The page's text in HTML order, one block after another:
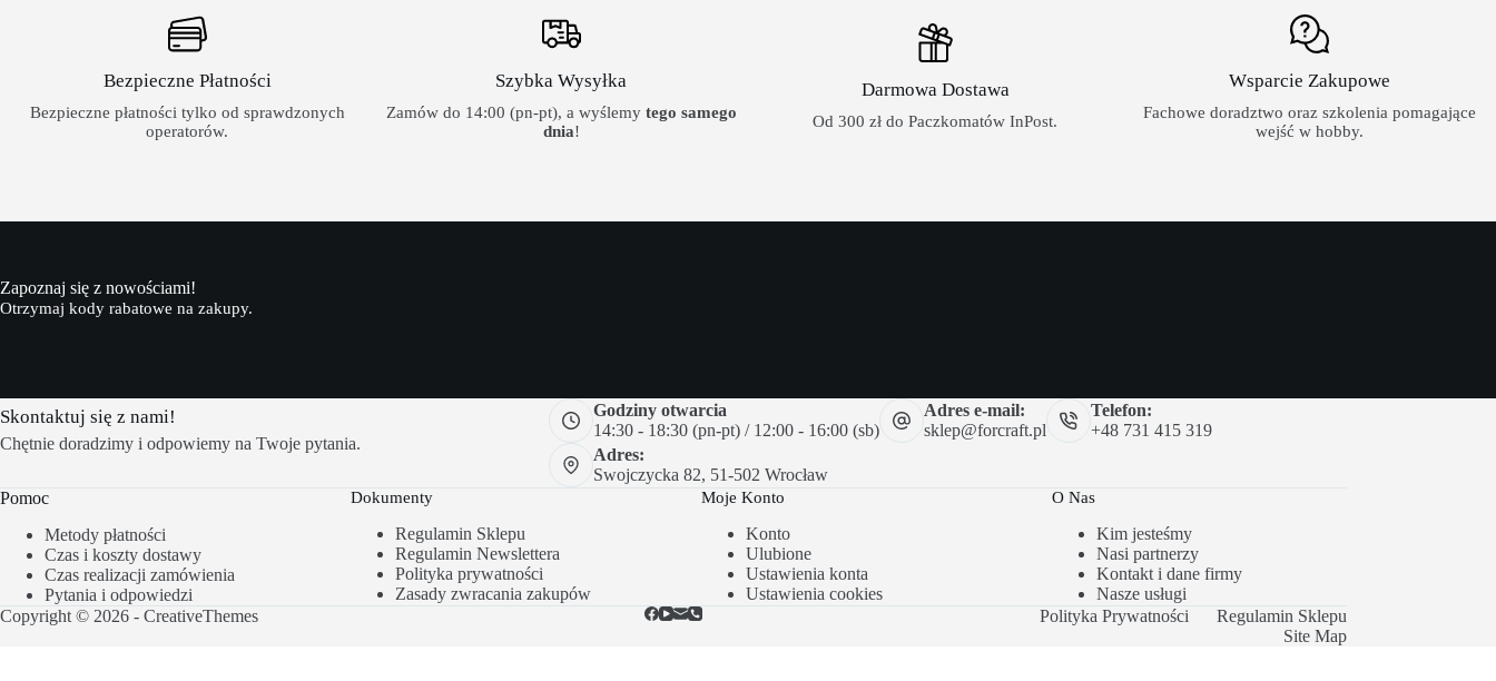
Bezpieczne Płatności
Bezpieczne płatności tylko od sprawdzonych
operatorów.
Szybka Wysyłka
Zamów do 14:00 (pn-pt), a wyślemy tego samego
dnia!
Darmowa Dostawa
Od 300 zł do Paczkomatów InPost.
Wsparcie Zakupowe
Fachowe doradztwo oraz szkolenia pomagające
wejść w hobby.
Zapoznaj się z nowościami!
Otrzymaj kody rabatowe na zakupy.
Skontaktuj się z nami!
Chętnie doradzimy i odpowiemy na Twoje pytania.
Godziny otwarcia
14:30 - 18:30 (pn-pt) / 12:00 - 16:00 (sb)
Adres e-mail:
sklep@forcraft.pl
Telefon:
+48 731 415 319
Adres:
Swojczycka 82, 51-502 Wrocław
Pomoc
Metody płatności
Czas i koszty dostawy
Czas realizacji zamówienia
Pytania i odpowiedzi
Dokumenty
Regulamin Sklepu
Regulamin Newslettera
Polityka prywatności
Zasady zwracania zakupów
Moje Konto
Konto
Ulubione
Ustawienia konta
Ustawienia cookies
O Nas
Kim jesteśmy
Nasi partnerzy
Kontakt i dane firmy
Nasze usługi
Copyright © 2026 - CreativeThemes Polityka Prywatności
Regulamin Sklepu
Site Map